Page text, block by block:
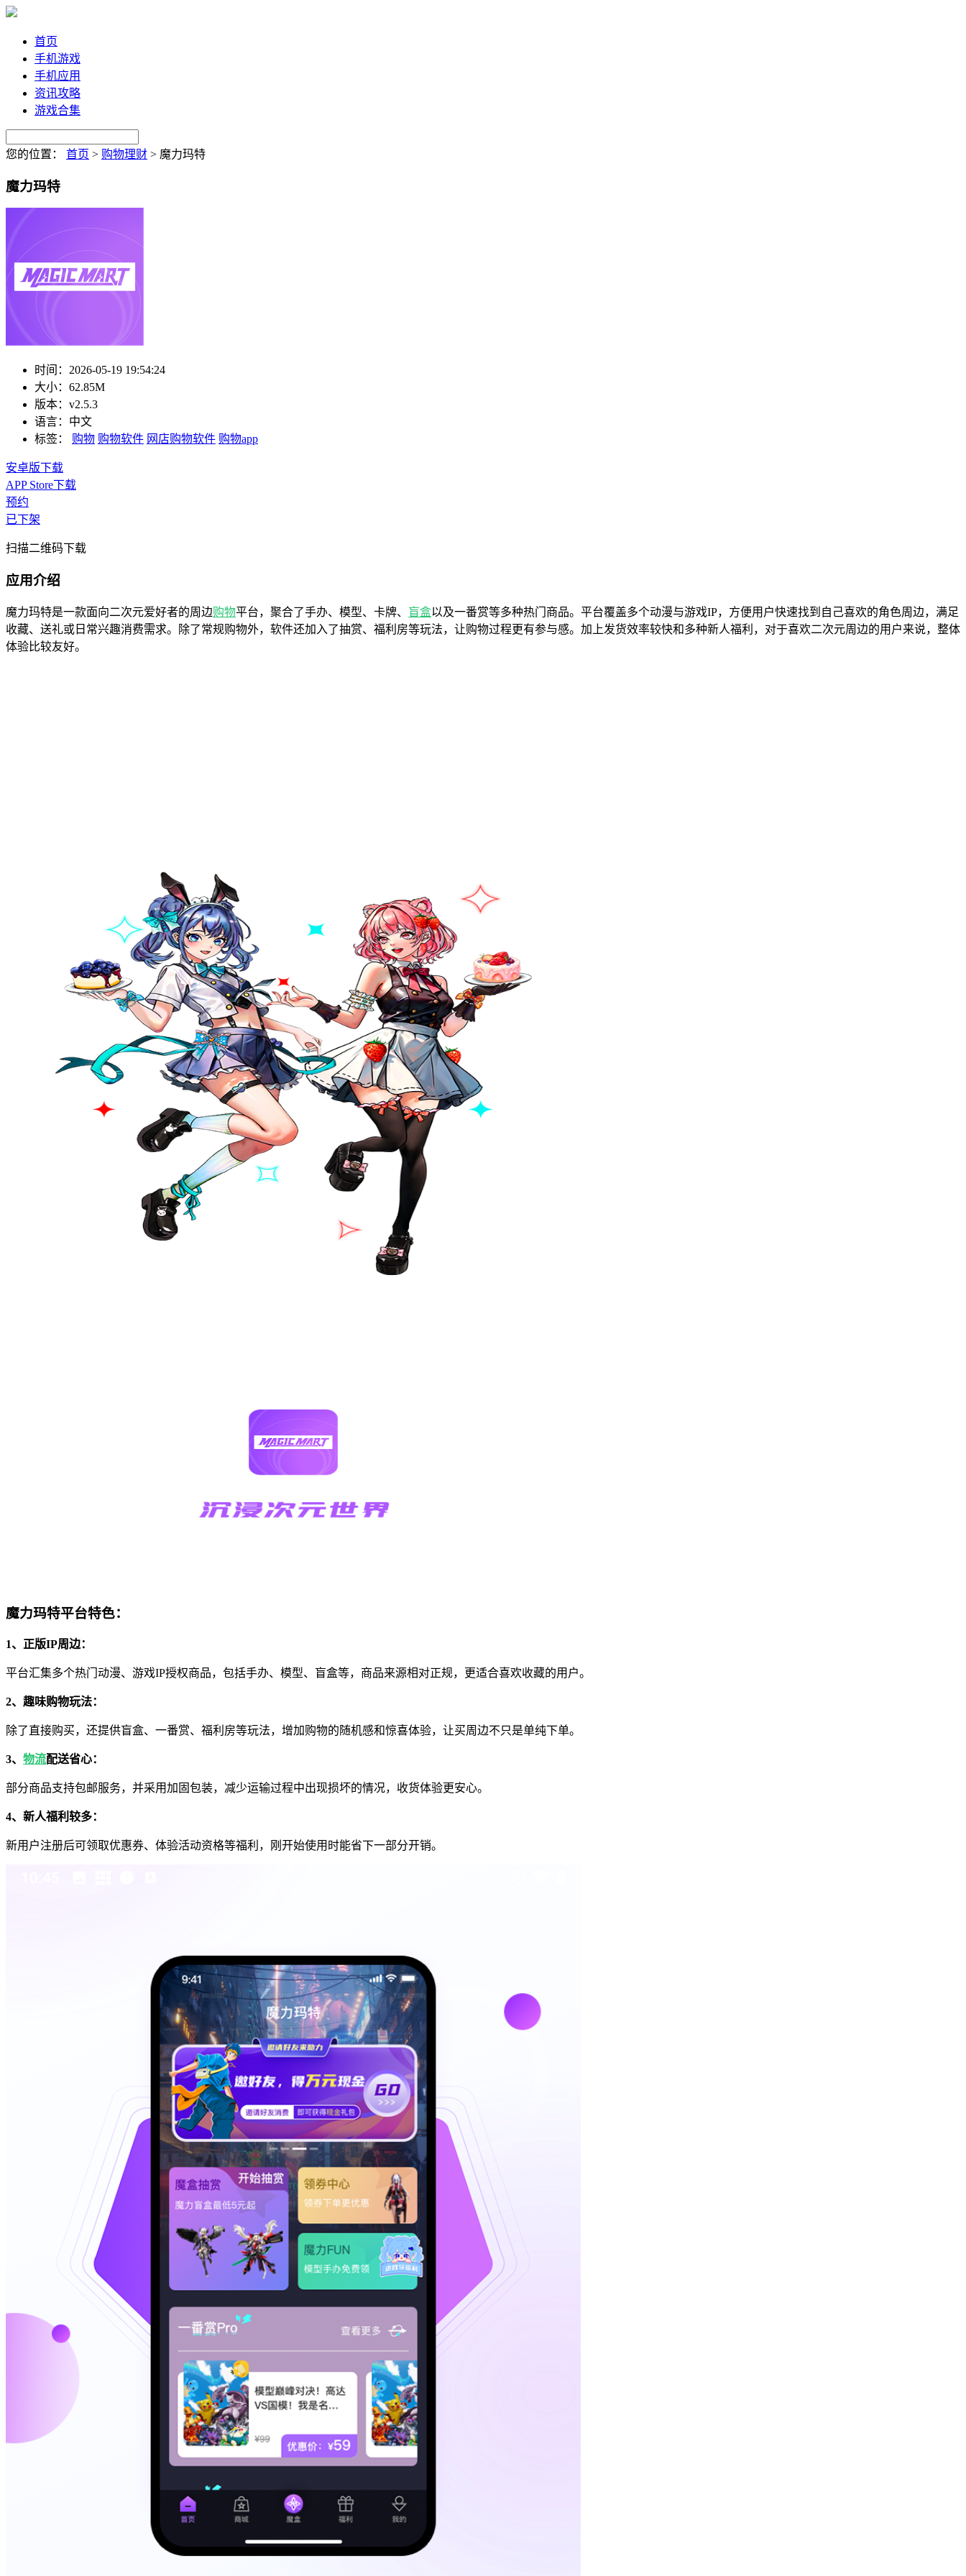
首页
手机游戏
手机应用
资讯攻略
游戏合集
您的位置： 首页 > 购物理财 > 魔力玛特
魔力玛特
时间： 2026-05-19 19:54:24
大小： 62.85M
版本： v2.5.3
语言： 中文
标签：
购物 购物软件 网店购物软件 购物app
安卓版下载
APP Store下载
预约
已下架
扫描二维码下载
应用介绍
魔力玛特是一款面向二次元爱好者的周边购物平台，聚合了手办、模型、卡牌、 盲盒以及一番赏等多种热门商品。平台覆盖多个动漫与游戏IP，方便用户快速找到自己喜欢的角色周边，满足
收藏、送礼或日常兴趣消费需求。除了常规购物外，软件还加入了抽赏、福利房等玩法，让购物过程更有参与感。加上发货效率较快和多种新人福利，对于喜欢二次元周边的用户来说，整体
体验比较友好。
魔力玛特平台特色：
1、正版IP周边：
平台汇集多个热门动漫、游戏IP授权商品，包括手办、模型、盲盒等，商品来源相对正规，更适合喜欢收藏的用户。
2、趣味购物玩法：
除了直接购买，还提供盲盒、一番赏、福利房等玩法，增加购物的随机感和惊喜体验，让买周边不只是单纯下单。
3、 物流配送省心：
部分商品支持包邮服务，并采用加固包装，减少运输过程中出现损坏的情况，收货体验更安心。
4、新人福利较多：
新用户注册后可领取优惠券、体验活动资格等福利，刚开始使用时能省下一部分开销。